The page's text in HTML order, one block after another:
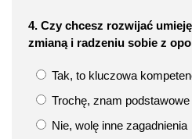
4. Czy chcesz rozwijać
zmianą i radzeniu sobie z
Tak, to kluczowa
Trochę, znam
Nie, wolę inne zagadnienia